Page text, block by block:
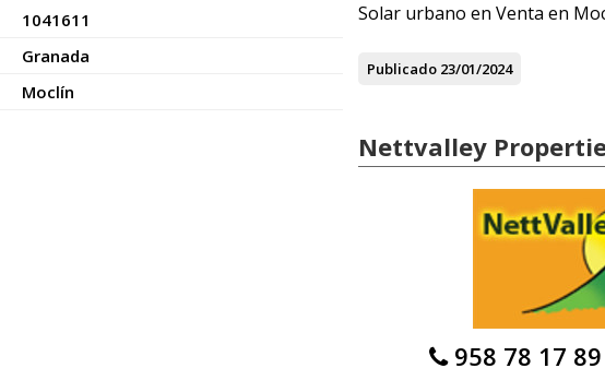
1041611
Granada
Moclín
Solar urbano en Venta en
Publicado 23/01/2024
Nettvalley
958 78 17 89